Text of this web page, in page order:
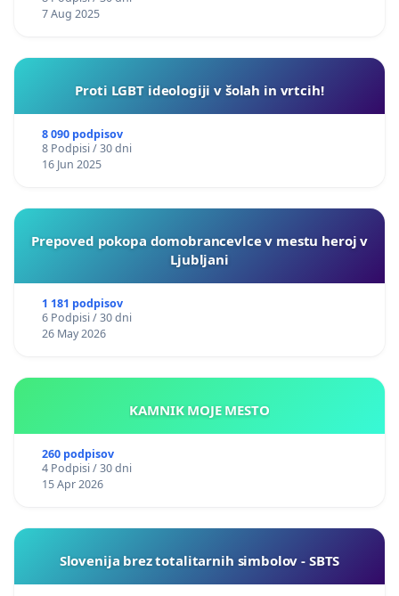
7 Aug 2025
Proti LGBT ideologiji v šolah in vrtcih!
8 090 podpisov
8 Podpisi / 30 dni
16 Jun 2025
Prepoved pokopa domobrancevlce v mestu heroj v
Ljubljani
1 181 podpisov
6 Podpisi / 30 dni
26 May 2026
KAMNIK MOJE MESTO
260 podpisov
4 Podpisi / 30 dni
15 Apr 2026
Slovenija brez totalitarnih simbolov - SBTS